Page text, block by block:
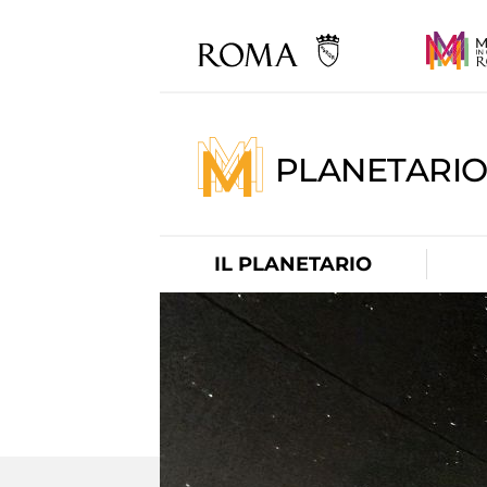
PLANETARIO
IL PLANETARIO